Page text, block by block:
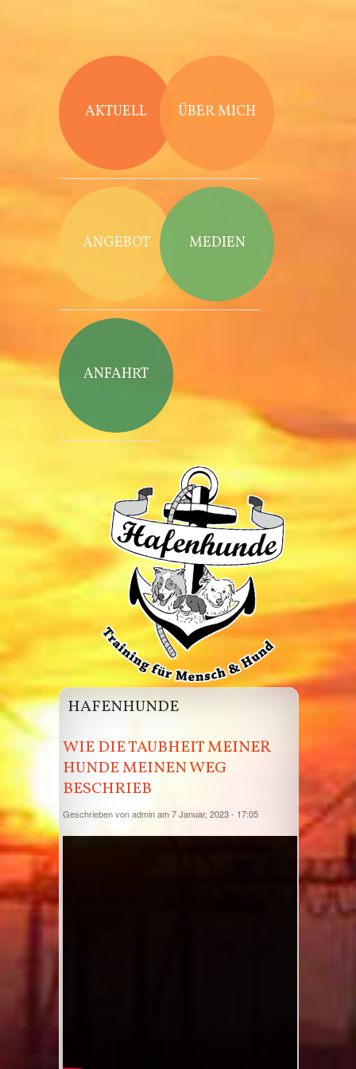
AKTUELL ÜBER MICH
ANGEBOT MEDIEN
ANFAHRT
Hafenhunde
HAFENHUNDE
WIE DIE TAUBHEIT MEINER
HUNDE MEINEN WEG
BESCHRIEB
Geschrieben vonadminam 7 Januar, 2023 - 17:05